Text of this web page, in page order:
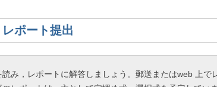
ポート提出
み，レポートに解答しましょう。郵送またはweb 上で